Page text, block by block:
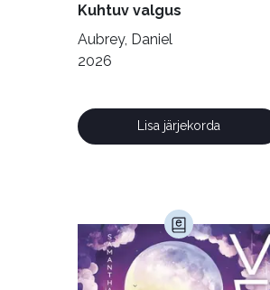
Kuhtuv valgus
Aubrey, Daniel
2026
Lisa järjekorda